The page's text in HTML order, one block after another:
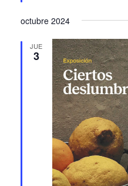
octubre 2024
JUE
3